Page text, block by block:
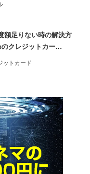
額足りない時の解決方
のクレジットカー…
ットカード